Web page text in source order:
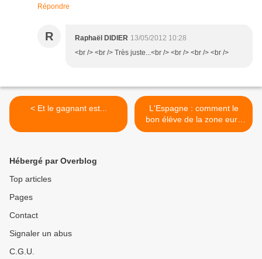
Répondre
R Raphaël DIDIER 13/05/2012 10:28
<br /> <br /> Très juste...<br /> <br /> <br /> <br />
< Et le gagnant est...
L'Espagne : comment le
bon élève de la zone euro
a-t-il pu sombrer ? >
Hébergé par Overblog
Top articles
Pages
Contact
Signaler un abus
C.G.U.